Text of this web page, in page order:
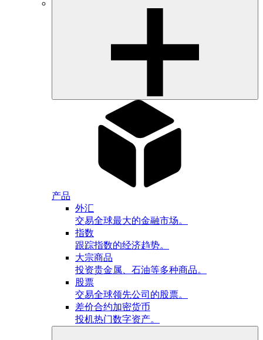
产品
外汇
交易全球最大的金融市场。
指数
跟踪指数的经济趋势。
大宗商品
投资贵金属、石油等多种商品。
股票
交易全球领先公司的股票。
差价合约加密货币
投机热门数字资产。